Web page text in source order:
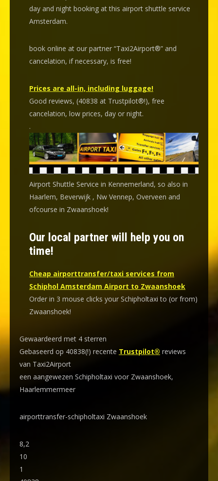
day and night booking at this airport shuttle service
Amsterdam.
book online at our partner “Taxi2Airport®” and
cancelation, if necessary, is free!
Prices are all-in, including luggage!
Good reviews, (40838 at Trustpilot®!), free
cancelation, low prices, day or night.
.
Airport Shuttle Service in Kennemerland, so also in
Haarlem, Beverwijk , Nw Vennep, Overveen and
ofcourse in Zwaanshoek!
Our local partner will help you on
time!
Cheap airporttransfer/taxi services from
Schiphol Amsterdam Airport to Zwaanshoek
Order in 3 mouse clicks your Schipholtaxi to (or from)
Zwaanshoek!
Gewaardeerd met 4 sterren
Gebaseerd op 40838(!) recente Trustpilot® reviews
van Taxi2Airport
een aangewezen Schipholtaxi voor Zwaanshoek,
Haarlemmermeer
airporttransfer-schipholtaxi Zwaanshoek
8,2
10
1